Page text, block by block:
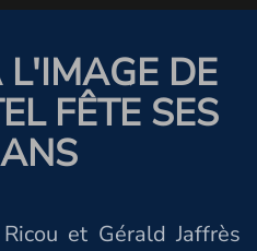
L'IMAGE DE
FÊTE SES
et Gérald Jaffrès